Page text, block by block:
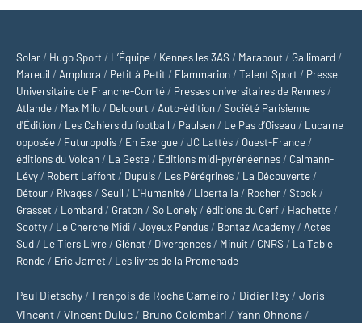
Solar/ Hugo Sport / L’Équipe/ Kennes les 3AS / Marabout / Gallimard/
Mareuil /Amphora / Petit à Petit / Flammarion/Talent Sport / Presse
Universitaire de Franche-Comté/ Presses universitaires de Rennes/
Atlande/ Max Milo/ Delcourt /Auto-édition/Société Parisienne
d'Édition/ Les Cahiers du football / Paulsen/ Le Pas d’Oiseau / Lucarne
opposée/ Futuropolis/ En Exergue/JC Lattès/ Ouest-France/
éditions du Volcan/ La Geste/ Éditions midi-pyrénéennes/ Calmann-
Lévy/ Robert Laffont / Dupuis/ Les Pérégrines/ La Découverte/
Détour/ Rivages/Seuil / L'Humanité/ Libertalia / Rocher/Stock /
Grasset / Lombard/ Graton/So Lonely/éditions du Cerf/ Hachette/
Scotty/ Le Cherche Midi/Joyeux Pendus/ Bontaz Academy/Actes
Sud/ Le Tiers Livre/ Glénat / Divergences/ Minuit / CNRS / La Table
Ronde/ Eric Jamet / Les livres de la Promenade
Paul Dietschy/ François da Rocha Carneiro / Didier Rey/ Joris
Vincent/ Vincent Duluc/ Bruno Colombari / Yann Ohnona/